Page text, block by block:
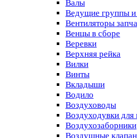
Валы
Ведущие группы и
Вентиляторы
Венцы в сборе
Веревки
Верхняя рейка
Вилки
Винты
Вкладыши
Водило
Воздуховоды
Воздуходувки для
Воздухозаборники
Воздушные